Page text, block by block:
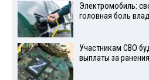
Электромобиль:
головная боль
Участникам СВО
выплаты за ранения